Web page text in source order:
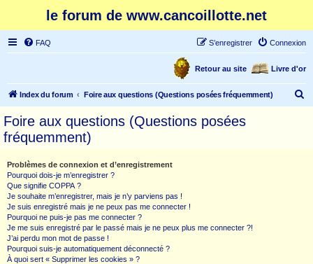
le forum de www.cancoillotte.net
FAQ Connexion
S’enregistrer
Livre d'or
Retour au site
Index du forum Foire aux questions (Questions posées fréquemment)
Foire aux questions (Questions posées
fréquemment)
Problèmes de connexion et d’enregistrement
Pourquoi dois-je m’enregistrer ?
Que signifie COPPA ?
Je souhaite m’enregistrer, mais je n’y parviens pas !
Je suis enregistré mais je ne peux pas me connecter !
Pourquoi ne puis-je pas me connecter ?
Je me suis enregistré par le passé mais je ne peux plus me connecter ?!
J’ai perdu mon mot de passe !
Pourquoi suis-je automatiquement déconnecté ?
À quoi sert « Supprimer les cookies » ?